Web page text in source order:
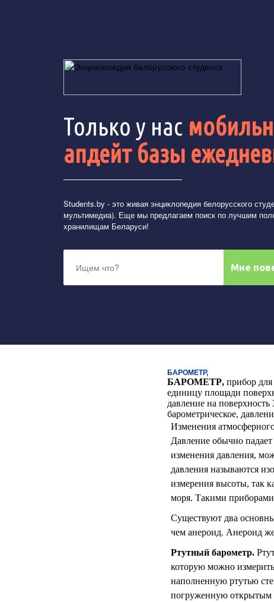
Только у нас
апдейт базы
Students.by - это живая энциклопедия белорусского
мультимедиа). Еще мы предлагаем поиск по лучшим
хранилищам Беларуси!
БАРОМЕТР,
БАРОМЕТР, прибор для
единицу площади
давление на
барометрическое,
Изменения
Давление обычно
изменения давления,
давления называются
измерения высоты, так
моря. Такими приборами
Существуют два
чем анероид. Анероид
Ртутный барометр.
которую можно
наполненную ртутью
погруженную открытым